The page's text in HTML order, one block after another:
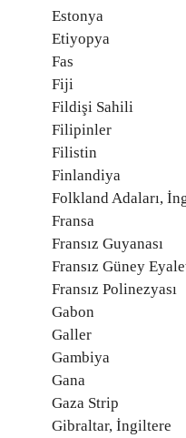
Estonya
Etiyopya
Fas
Fiji
Fildişi Sahili
Filipinler
Filistin
Finlandiya
Folkland Adaları,
Fransa
Fransız Guyanası
Fransız Güney
Fransız Polinezyası
Gabon
Galler
Gambiya
Gana
Gaza Strip
Gibraltar, İngiltere